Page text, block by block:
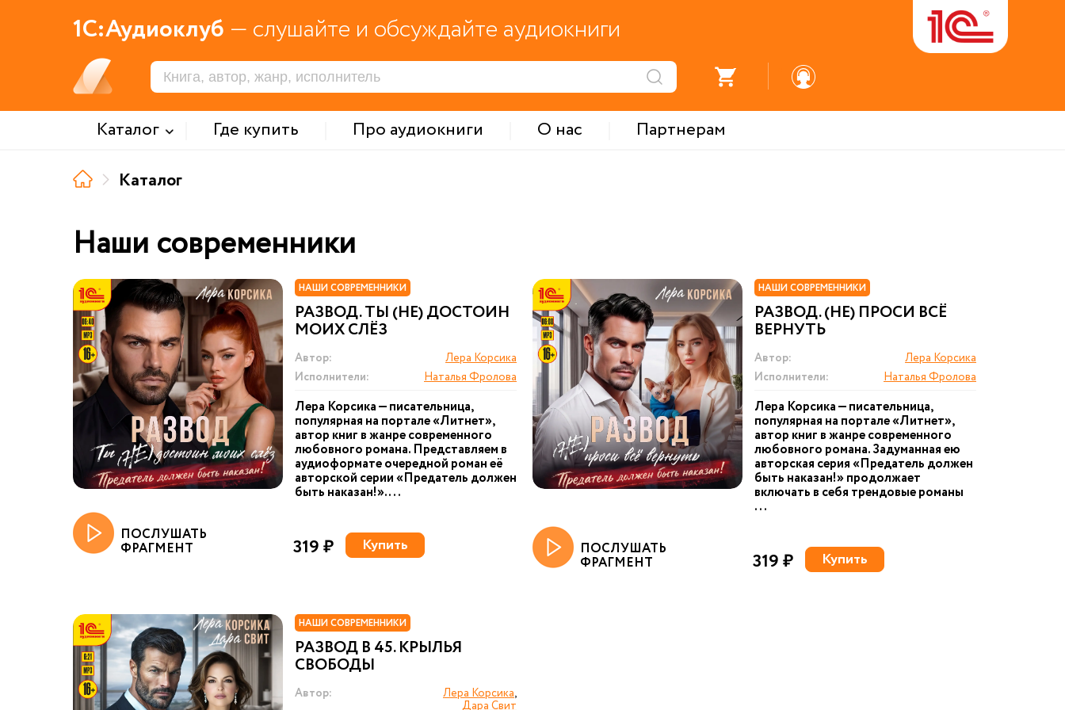
1С:Аудиоклуб — слушайте и обсуждайте аудиокниги
Каталог Где купить Про аудиокниги О нас
Партнерам
Каталог
Наши современники
НАШИ СОВРЕМЕННИКИ
РАЗВОД. ТЫ (НЕ) ДОСТОИН
МОИХ СЛЁЗ
Автор:
Лера Корсика
Исполнители:
Наталья Фролова
Лера Корсика — писательница,
популярная на портале «Литнет»,
автор книг в жанре современного
любовного романа. Представляем в
аудиоформате очередной роман её
авторской серии «Предатель должен
быть наказан!». ...
ПОСЛУШАТЬ
ФРАГМЕНТ 319 ₽ Купить
НАШИ СОВРЕМЕННИКИ
РАЗВОД. (НЕ) ПРОСИ ВСЁ
ВЕРНУТЬ
Автор:
Лера Корсика
Исполнители:
Наталья Фролова
Лера Корсика — писательница,
популярная на портале «Литнет»,
автор книг в жанре современного
любовного романа. Задуманная ею
авторская серия «Предатель должен
быть наказан!» продолжает
включать в себя трендовые романы
...
ПОСЛУШАТЬ
ФРАГМЕНТ 319 ₽ Купить
НАШИ СОВРЕМЕННИКИ
РАЗВОД В 45. КРЫЛЬЯ
СВОБОДЫ
Автор: Лера Корсика,
Дара Свит